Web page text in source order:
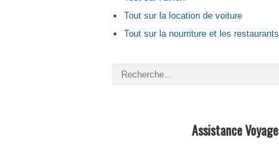
Tout sur la location de voiture
Tout sur la nourriture et les restaurants
Assistance Voyage